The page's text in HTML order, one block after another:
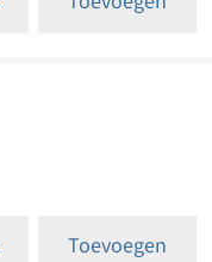
Toevoegen